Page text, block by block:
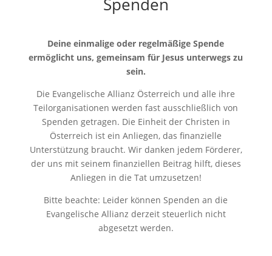
Deine einmalige oder regelmäßige Spende
ermöglicht uns, gemeinsam für Jesus unterwegs zu
sein.
Die Evangelische Allianz Österreich und alle ihre
Teilorganisationen werden fast ausschließlich von
Spenden getragen. Die Einheit der Christen in
Österreich ist ein Anliegen, das finanzielle
Unterstützung braucht. Wir danken jedem Förderer,
der uns mit seinem finanziellen Beitrag hilft, dieses
Anliegen in die Tat umzusetzen!
Bitte beachte: Leider können Spenden an die
Evangelische Allianz derzeit steuerlich nicht
abgesetzt werden.